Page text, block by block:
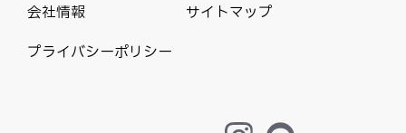
会社情報
サイトマップ
プライバシーポリシー